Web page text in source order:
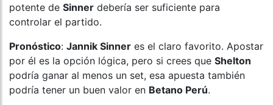
potente de Sinner debería ser suficiente para
controlar el partido.
Pronóstico: Jannik Sinner es el claro favorito. Apostar
por él es la opción lógica, pero si crees que Shelton
podría ganar al menos un set, esa apuesta también
podría tener un buen valor en Betano Perú.